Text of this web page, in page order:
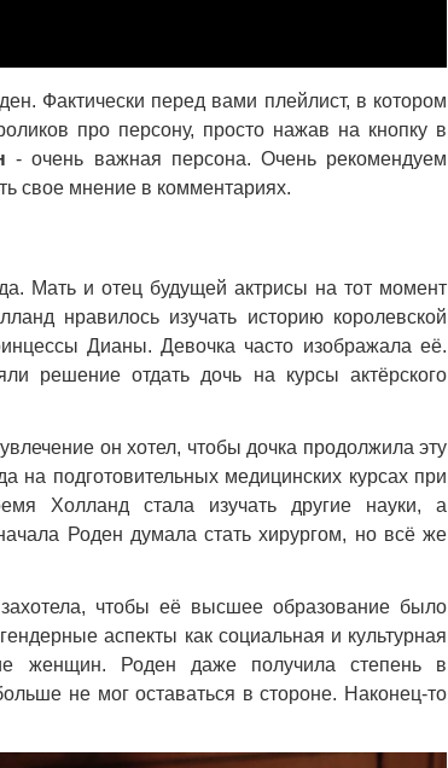
Фактически перед вами плейлист, в котором
про персону, просто нажав на кнопку в
- очень важная персона. Очень рекомендуем
свое мнение в комментариях.
Мать и отец будущей актрисы на тот момент
нравилось изучать историю королевской
Дианы. Девочка часто изображала её.
решение отдать дочь на курсы актёрского
он хотел, чтобы дочка продолжила эту
на подготовительных медицинских курсах при
Холланд стала изучать другие науки, а
Роден думала стать хирургом, но всё же
чтобы её высшее образование было
аспекты как социальная и культурная
женщин. Роден даже получила степень в
не мог оставаться в стороне. Наконец-то